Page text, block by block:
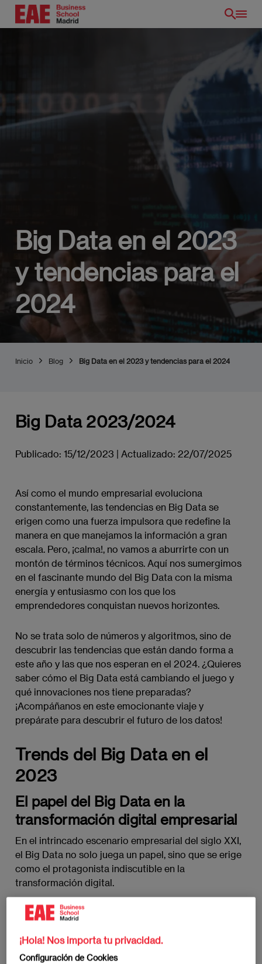
Pasar
Big Data en el 2023
y tendencias para el
2024
Inicio Blog Big Data en el 2023 y tendencias para el 2024
Big Data 2023/2024
Publicado: 15/12/2023 | Actualizado: 22/07/2025
Así como el mundo empresarial evoluciona
constantemente, las tendencias en Big Data se
erigen como una fuerza impulsora que redefine la
manera en que manejamos la información a gran
escala. Pero, ¡calma!, no vamos a aburrirte con un
montón de términos técnicos. Aquí nos sumergimos
en el fascinante mundo del Big Data con la misma
energía y entusiasmo con los que los
emprendedores conquistan nuevos horizontes.
No se trata solo de números y algoritmos, sino de
descubrir las tendencias que están dando forma a
este año y las que nos esperan en el 2024. ¿Quieres
saber cómo el Big Data está cambiando el juego y
qué innovaciones nos tiene preparadas?
¡Acompáñanos en este emocionante viaje y
prepárate para descubrir el futuro de los datos!
Trends del Big Data en el
2023
El papel del Big Data en la
transformación digital empresarial
En el intrincado escenario empresarial del siglo XXI,
el Big Data no solo juega un papel, sino que se erige
como el protagonista indiscutible en la
transformación digital.
En este año 2023, observamos cómo las empresas
sino que lo integran profundamente en su ADN
operativo. Desde la captura de datos hasta su
¡Hola! Nos importa tu privacidad.
Configuración de Cookies